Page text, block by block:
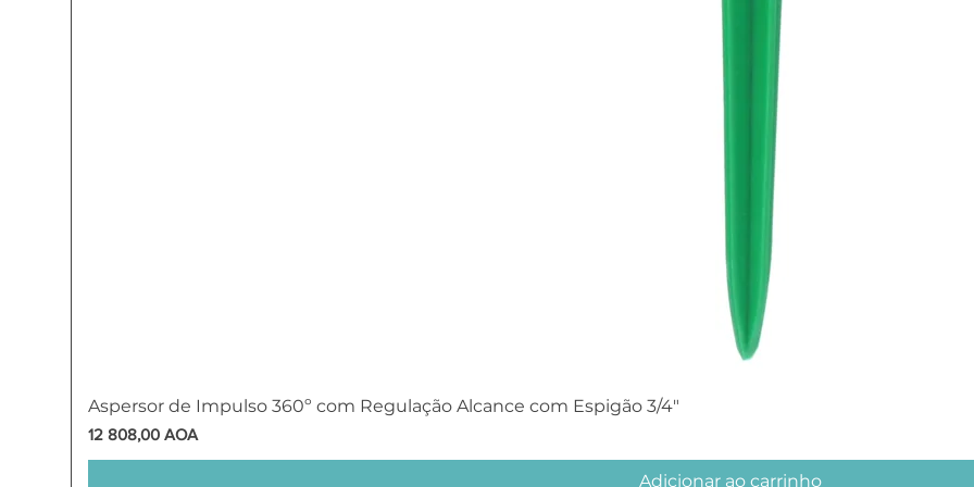
Aspersor de Impulso 360º com Regulação Alcance com Espigão 3/4"
Preço
12 808,00 AOA
Adicionar ao carrinho